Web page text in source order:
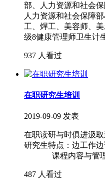
部、人力资源和社会
人力资源和社会保障
工、焊工、美容师、
级8健康管理师卫生计
937 人看过
在职研究生培训
2019-09-09 发表
在职读研与时俱进汲
研究生特点：边工
课程内容与管
487 人看过